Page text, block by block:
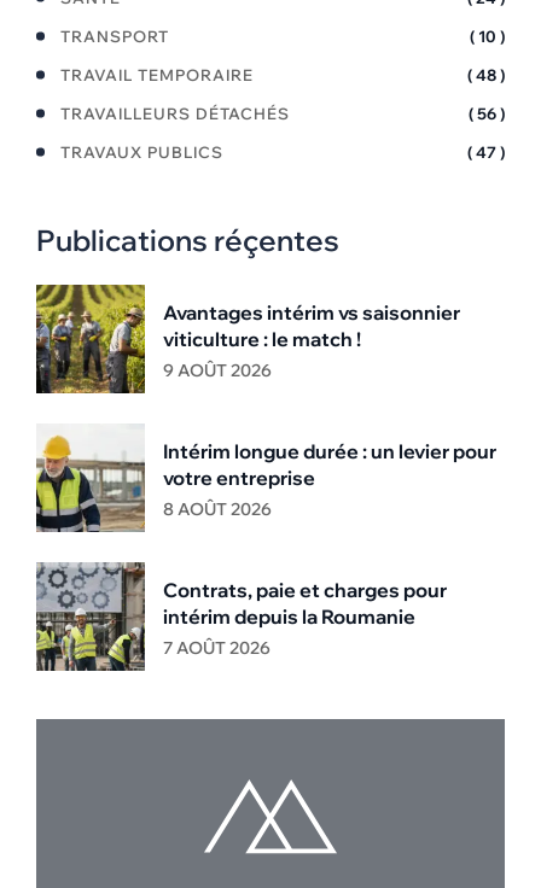
TRANSPORT
( 10 )
TRAVAIL TEMPORAIRE
( 48 )
TRAVAILLEURS DÉTACHÉS
( 56 )
TRAVAUX PUBLICS
( 47 )
Publications réçentes
Avantages intérim vs saisonnier
viticulture : le match !
9 AOÛT 2026
Intérim longue durée : un levier pour
votre entreprise
8 AOÛT 2026
Contrats, paie et charges pour
intérim depuis la Roumanie
7 AOÛT 2026